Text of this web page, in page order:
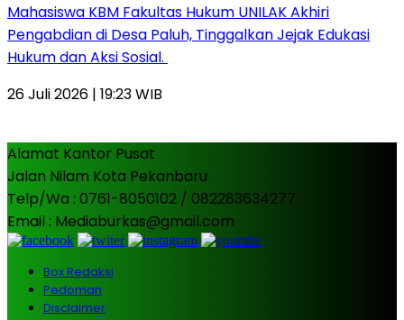
Mahasiswa KBM Fakultas Hukum UNILAK Akhiri
Pengabdian di Desa Paluh, Tinggalkan Jejak Edukasi
Hukum dan Aksi Sosial.
26 Juli 2026 | 19:23 WIB
Alamat Kantor Pusat
Jalan Nilam Kota Pekanbaru
Telp/Wa : 0761-8050102 / 082283634277
Email : Mediaburkas@gmail.com
Box Redaksi
Pedoman
Disclaimer